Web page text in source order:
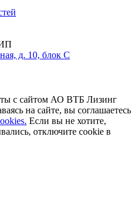
д. 10, блок С
с сайтом АО ВТБ Лизинг
на сайте, вы соглашаетесь
Если вы не хотите,
отключите cookie в